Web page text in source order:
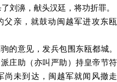
刘濞，献头汉廷，将功折罪。
父亲，就鼓动闽越军进攻东瓯
的意见，发兵包围东瓯都城。
庄助（亦叫严助）持皇帝节符
尚未到达，闽越军就闻风撤走